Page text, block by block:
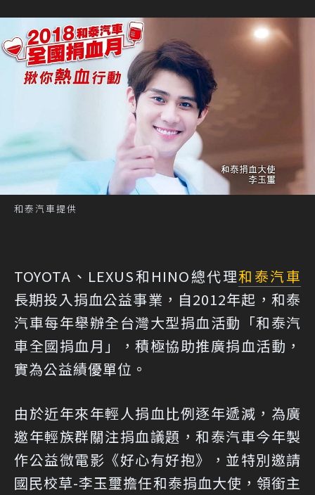
和泰汽車提供
TOYOTA、LEXUS和HINO總代理和泰汽車
長期投入捐血公益事業，自2012年起，和泰
汽車每年舉辦全台灣大型捐血活動「和泰汽
車全國捐血月」，積極協助推廣捐血活動，
實為公益績優單位。
由於近年來年輕人捐血比例逐年遞減，為廣
邀年輕族群關注捐血議題，和泰汽車今年製
作公益微電影《好心有好抱》，並特別邀請
國民校草-李玉璽擔任和泰捐血大使，領銜主